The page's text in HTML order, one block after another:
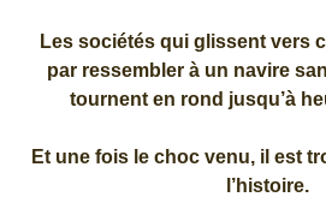
Les sociétés qui glissent vers
par ressembler à un navire
tournent en rond jusqu’à
Et une fois le choc venu, il est
l’histoire.